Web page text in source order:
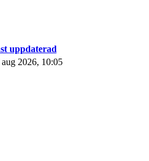
uppdaterad
2026, 10:05